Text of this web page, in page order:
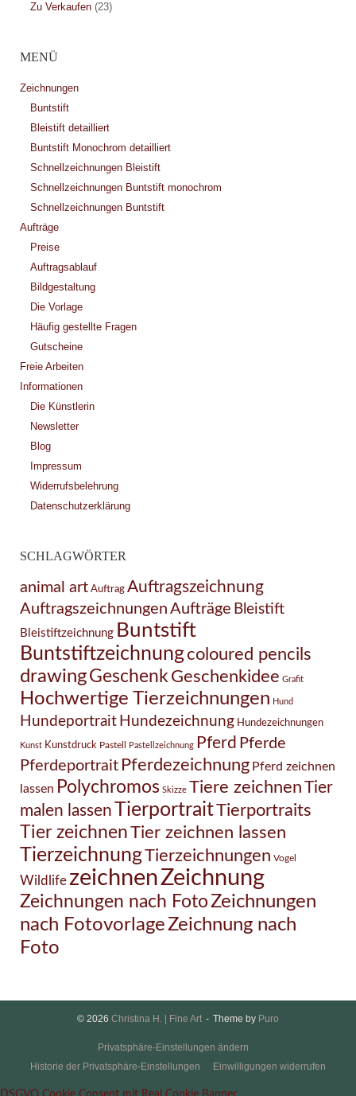
Zu Verkaufen(23)
MENÜ
Zeichnungen
Buntstift
Bleistift detailliert
Buntstift Monochrom detailliert
Schnellzeichnungen Bleistift
Schnellzeichnungen Buntstift monochrom
Schnellzeichnungen Buntstift
Aufträge
Preise
Auftragsablauf
Bildgestaltung
Die Vorlage
Häufig gestellte Fragen
Gutscheine
Freie Arbeiten
Informationen
Die Künstlerin
Newsletter
Blog
Impressum
Widerrufsbelehrung
Datenschutzerklärung
SCHLAGWÖRTER
animal art Auftrag Auftragszeichnung
Auftragszeichnungen Aufträge Bleistift
Bleistiftzeichnung Buntstift
Buntstiftzeichnungcoloured pencils
drawingGeschenk Geschenkidee Grafit
Hochwertige Tierzeichnungen Hund
Hundeportrait Hundezeichnung Hundezeichnungen
Kunst Kunstdruck Pastell Pastellzeichnung Pferd Pferde
Pferdeportrait Pferdezeichnung Pferd zeichnen
lassen Polychromos Skizze Tiere zeichnenTier
malen lassenTierportraitTierportraits
Tier zeichnenTier zeichnen lassen
TierzeichnungTierzeichnungen Vogel
Wildlife zeichnenZeichnung
Zeichnungen nach FotoZeichnungen
nach FotovorlageZeichnung nach
Foto
© 2026 Christina H. | Fine Art Theme by Puro
Privatsphäre-Einstellungen ändern
Historie der Privatsphäre-Einstellungen
Einwilligungen widerrufen